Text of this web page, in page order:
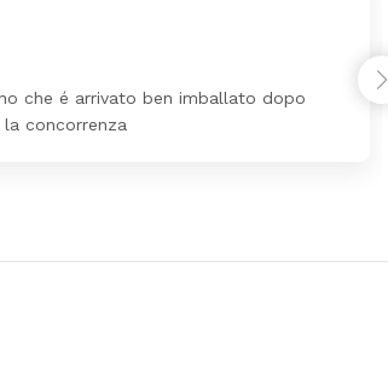
che é arrivato ben imballato dopo
concorrenza